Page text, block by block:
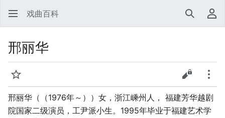
戏曲百科 搜索 用
邢丽华
监视 查看源代
更多
邢丽华（（1976年～））女，浙江嵊州人， 福建芳华越剧
院国家二级演员，工尹派小生。1995年毕业于福建艺术学